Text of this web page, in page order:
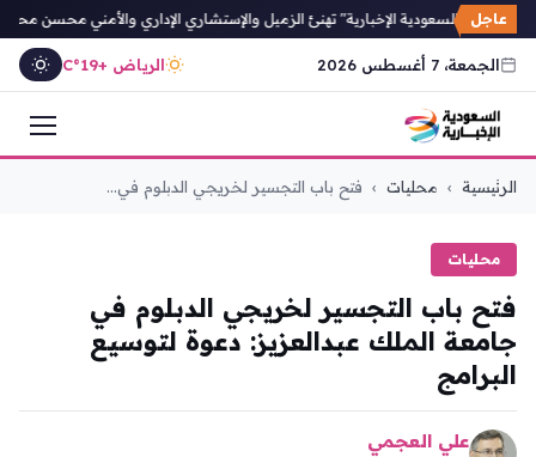
عاجل
"السعودية الإخبارية" تهنئ الزميل والإستشاري الإداري والأمني محسن محمد
الجمعة، 7 أغسطس 2026 الرياض +19°C
التجاوز
الرئيسية › محليات › فتح باب التجسير لخريجي الدبلوم في...
محليات
فتح باب التجسير لخريجي الدبلوم في
جامعة الملك عبدالعزيز: دعوة لتوسيع
البرامج
علي العجمي